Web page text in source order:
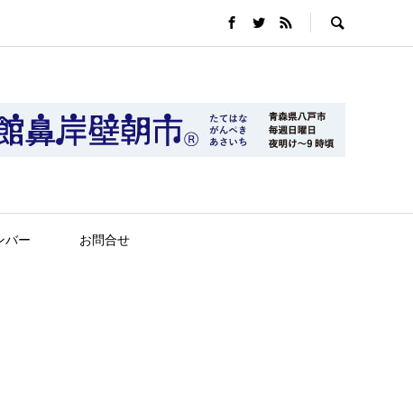
バー お問合せ